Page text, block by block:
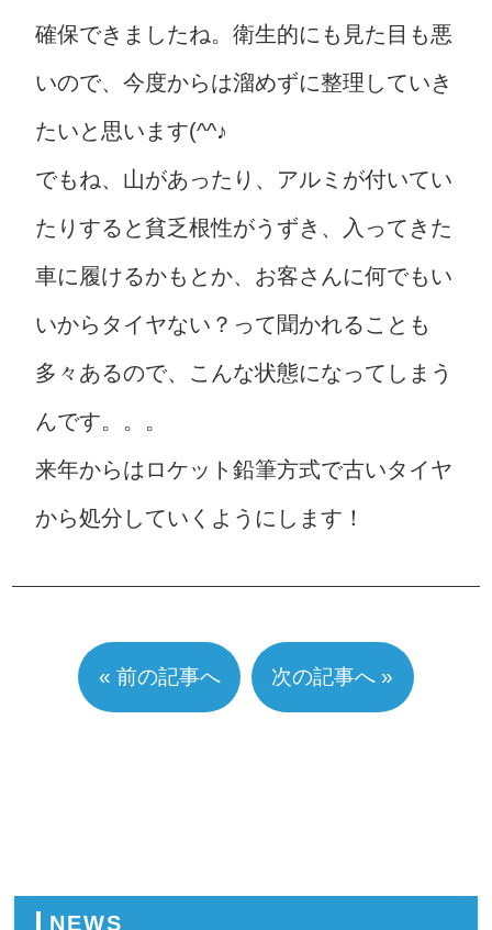
確保できましたね。衛生的にも見た目も悪
いので、今度からは溜めずに整理していき
たいと思います(^^♪
でもね、山があったり、アルミが付いてい
たりすると貧乏根性がうずき、入ってきた
車に履けるかもとか、お客さんに何でもい
いからタイヤない？って聞かれることも
多々あるので、こんな状態になってしまう
んです。。。
来年からはロケット鉛筆方式で古いタイヤ
から処分していくようにします！
« 前の記事へ 次の記事へ »
NEWS